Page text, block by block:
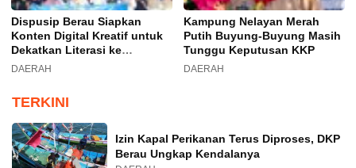
Dispusip Berau Siapkan
Konten Digital Kreatif untuk
Dekatkan Literasi ke
Generasi Muda
DAERAH
Kampung Nelayan Merah
Putih Buyung-Buyung Masih
Tunggu Keputusan KKP
DAERAH
TERKINI
Izin Kapal Perikanan Terus Diproses, DKP
Berau Ungkap Kendalanya